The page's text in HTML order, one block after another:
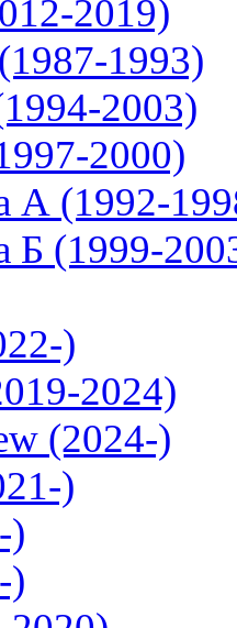
2019)
1993)
2003)
2000)
А (1992-
Б (1999-
)
2024)
(2024-)
)
)
)